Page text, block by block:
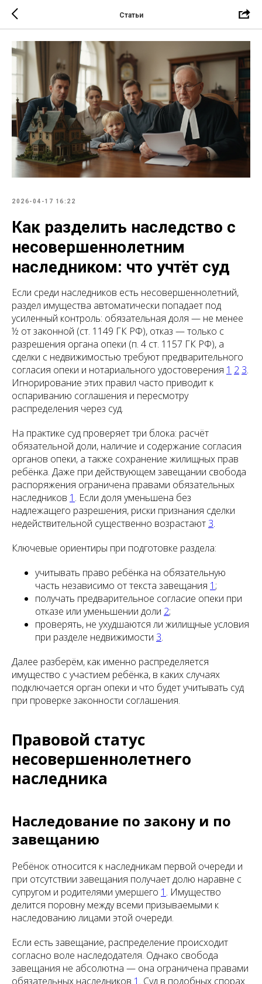
Статьи
2026-04-17 16:22
Как разделить наследство с
несовершеннолетним
наследником: что учтёт суд
Если среди наследников есть несовершеннолетний,
раздел имущества автоматически попадает под
усиленный контроль: обязательная доля — не менее
½ от законной (ст. 1149 ГК РФ), отказ — только с
разрешения органа опеки (п. 4 ст. 1157 ГК РФ), а
сделки с недвижимостью требуют предварительного
согласия опеки и нотариального удостоверения 1 2 3.
Игнорирование этих правил часто приводит к
оспариванию соглашения и пересмотру
распределения через суд.
На практике суд проверяет три блока: расчёт
обязательной доли, наличие и содержание согласия
органов опеки, а также сохранение жилищных прав
ребёнка. Даже при действующем завещании свобода
распоряжения ограничена правами обязательных
наследников 1 . Если доля уменьшена без
надлежащего разрешения, риски признания сделки
недействительной существенно возрастают 3.
Ключевые ориентиры при подготовке раздела:
учитывать право ребёнка на обязательную
часть независимо от текста завещания 1;
получать предварительное согласие опеки при
отказе или уменьшении доли 2;
проверять, не ухудшаются ли жилищные условия
при разделе недвижимости 3.
Далее разберём, как именно распределяется
имущество с участием ребёнка, в каких случаях
подключается орган опеки и что будет учитывать суд
при проверке законности соглашения.
Правовой статус
несовершеннолетнего
наследника
Наследование по закону и по
завещанию
Ребёнок относится к наследникам первой очереди и
при отсутствии завещания получает долю наравне с
супругом и родителями умершего 1 . Имущество
делится поровну между всеми призываемыми к
наследованию лицами этой очереди.
Если есть завещание, распределение происходит
согласно воле наследодателя. Однако свобода
завещания не абсолютна — она ограничена правами
обязательных наследников 1 . Суд в подобных спорах